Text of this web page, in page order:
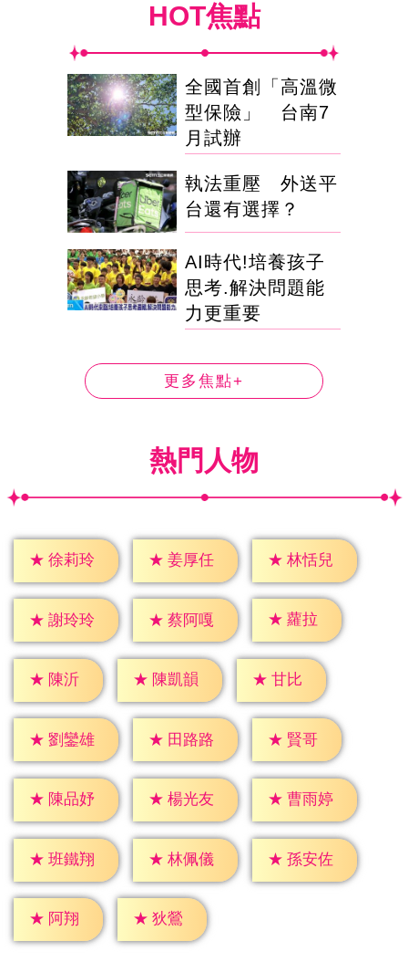
HOT焦點
全國首創「高溫微
型保險」 台南7
月試辦
執法重壓 外送平
台還有選擇？
AI時代!培養孩子
思考.解決問題能
力更重要
更多焦點+
熱門人物
★ 徐莉玲 ★ 姜厚任 ★ 林恬兒
★ 謝玲玲 ★ 蔡阿嘎 ★ 蘿拉
★ 陳沂 ★ 陳凱韻 ★ 甘比
★ 劉鑾雄 ★ 田路路 ★ 賢哥
★ 陳品妤 ★ 楊光友 ★ 曹雨婷
★ 班鐵翔 ★ 林佩儀 ★ 孫安佐
★ 阿翔 ★ 狄鶯